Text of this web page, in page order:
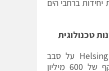
מאות יחידות ברחבי הים
טכנולוגית
ביוני 2025 הכריזה Helsing על סבב
גיוס Series D בהיקף של 600 מיליון